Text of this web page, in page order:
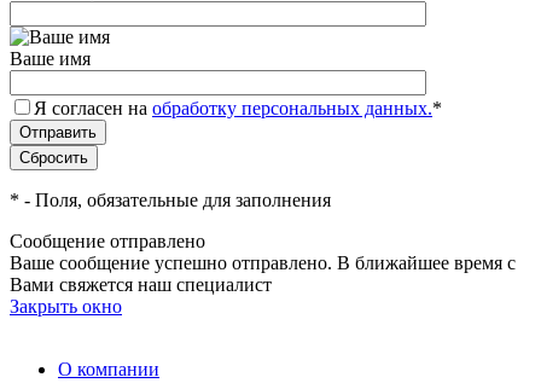
Ваше имя
Я согласен на обработку персональных данных.*
* - Поля, обязательные для заполнения
Сообщение отправлено
Ваше сообщение успешно отправлено. В ближайшее время с
Вами свяжется наш специалист
Закрыть окно
О компании